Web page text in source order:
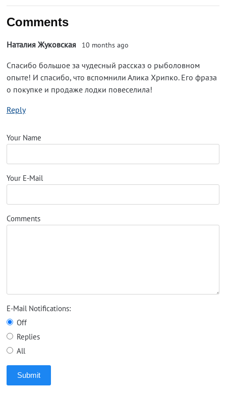
Comments
Наталия Жуковская 10 months ago
Спасибо большое за чудесный рассказ о рыболовном
опыте! И спасибо, что вспомнили Алика Хрипко. Его фраза
о покупке и продаже лодки повеселила!
Reply
Your Name
Your E-Mail
Comments
E-Mail Notifications:
Off
Replies
All
Submit